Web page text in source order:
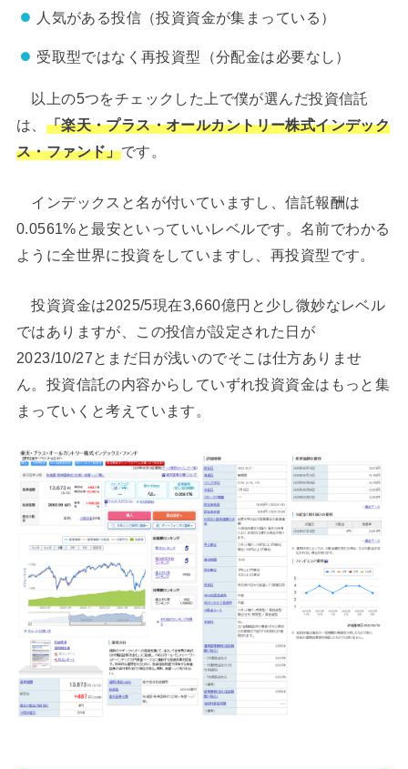
人気がある投信（投資資金が集まっている）
受取型ではなく再投資型（分配金は必要なし）
以上の5つをチェックした上で僕が選んだ投資信託
は、 「楽天・プラス・オールカントリー株式インデック
ス・ファンド」です。
インデックスと名が付いていますし、信託報酬は
0.0561%と最安といっていいレベルです。名前でわかる
ように全世界に投資をしていますし、再投資型です。
投資資金は2025/5現在3,660億円と少し微妙なレベル
ではありますが、この投信が設定された日が
2023/10/27とまだ日が浅いのでそこは仕方ありませ
ん。投資信託の内容からしていずれ投資資金はもっと集
まっていくと考えています。